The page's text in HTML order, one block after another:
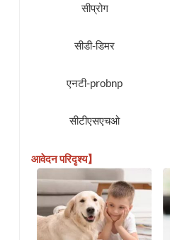
सीप्रोग
सीडी-डिमर
एनटी-probnp
सीटीएसएचओ
आवेदन परिदृश्य】